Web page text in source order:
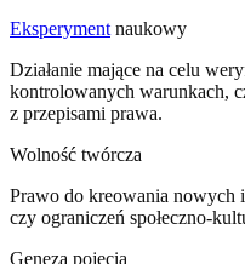
Eksperyment naukowy
Działanie mające na celu
kontrolowanych warunkach,
z przepisami prawa.
Wolność twórcza
Prawo do kreowania nowych
czy ograniczeń społeczno-
Geneza pojęcia